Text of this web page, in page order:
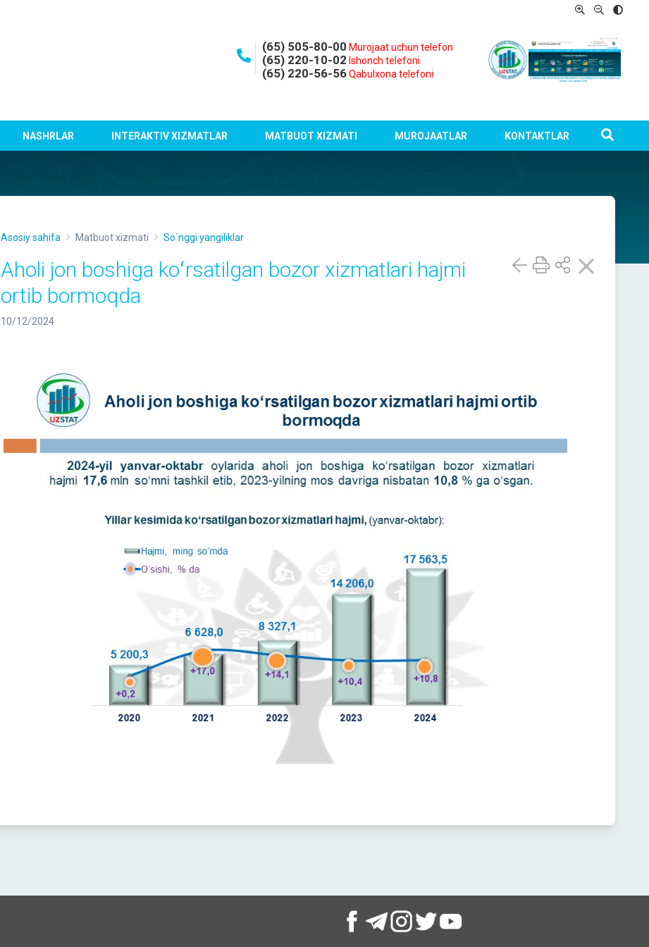
(65) 505-80-00 Murojaat uchun telefon
(65) 220-10-02 Ishonch telefoni
(65) 220-56-56 Qabulxona telefoni
NASHRLAR INTERAKTIV XIZMATLAR MATBUOT XIZMATI MUROJAATLAR KONTAKTLAR
Asosiy sahifa Matbuot xizmati So`nggi yangiliklar
Aholi jon boshiga koʻrsatilgan bozor xizmatlari hajmi
ortib bormoqda
10/12/2024